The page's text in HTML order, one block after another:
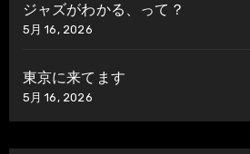
ジャズがわかる、って？
5月 16, 2026
東京に来てます
5月 16, 2026